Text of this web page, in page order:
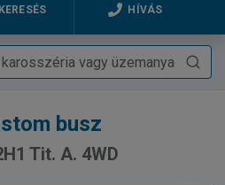
KERESÉS HÍVÁS
busz
Tit. A. 4WD